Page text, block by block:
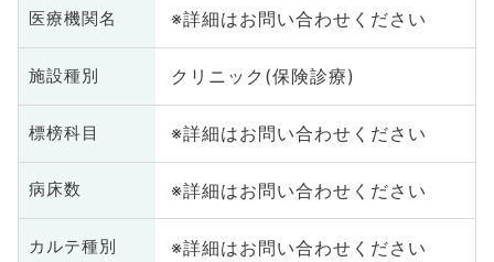
医療機関名 ※詳細はお問い合わせください
施設種別 クリニック(保険診療)
標榜科目 ※詳細はお問い合わせください
病床数 ※詳細はお問い合わせください
カルテ種別 ※詳細はお問い合わせください